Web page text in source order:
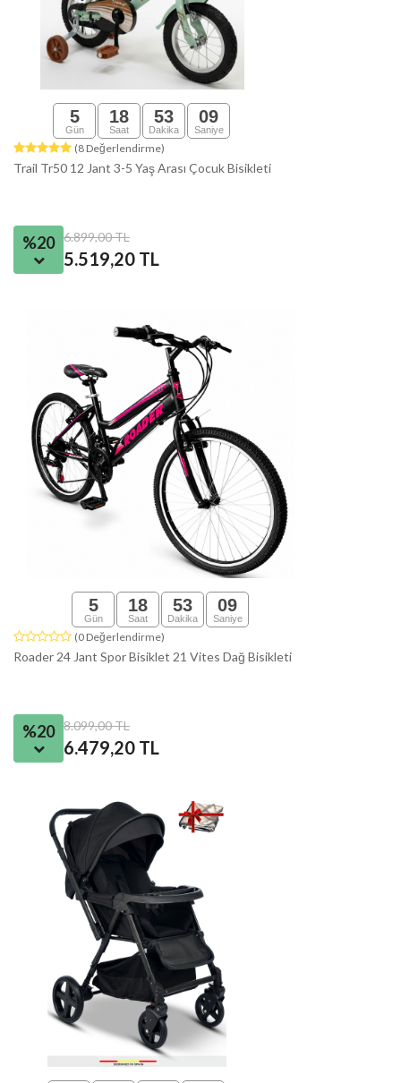
5
Gün
18
Saat
53
Dakika
08
Saniye
(8 Değerlendirme)
Trail Tr50 12 Jant 3-5 Yaş Arası Çocuk Bisikleti
%20 6.899,00 TL
5.519,20 TL
5
Gün
18
Saat
53
Dakika
08
Saniye
(0 Değerlendirme)
Roader 24 Jant Spor Bisiklet 21 Vites Dağ Bisikleti
%20 8.099,00 TL
6.479,20 TL